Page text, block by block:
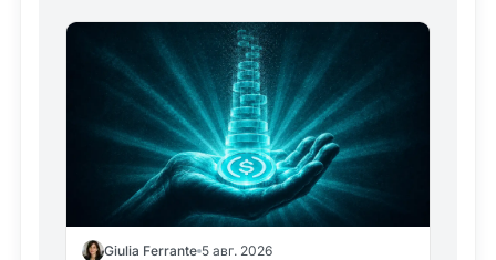
Giulia Ferrante 5 авг. 2026